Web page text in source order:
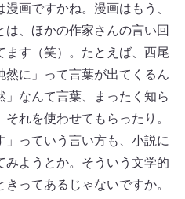
画ですかね。漫画はもう、
、ほかの作家さんの言い回
ます（笑）。たとえば、西尾
に」って言葉が出てくるん
なんて言葉、まったく知ら
れを使わせてもらったり。
っていう言い方も、小説に
みようとか。そういう文学的
ってあるじゃないですか。